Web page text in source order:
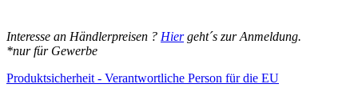
Folie
Moto
Screenies
Tachoschutzfolie
Interesse an Händlerpreisen ? Hiergeht´s zur Anmeldung.
*nur für Gewerbe
Produktsicherheit - Verantwortliche Person für die EU